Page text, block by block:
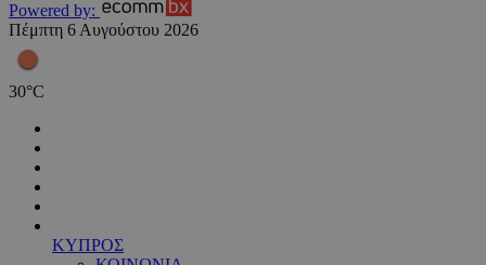
Powered by:
Πέμπτη 6 Αυγούστου 2026
30°C
ΚΥΠΡΟΣ